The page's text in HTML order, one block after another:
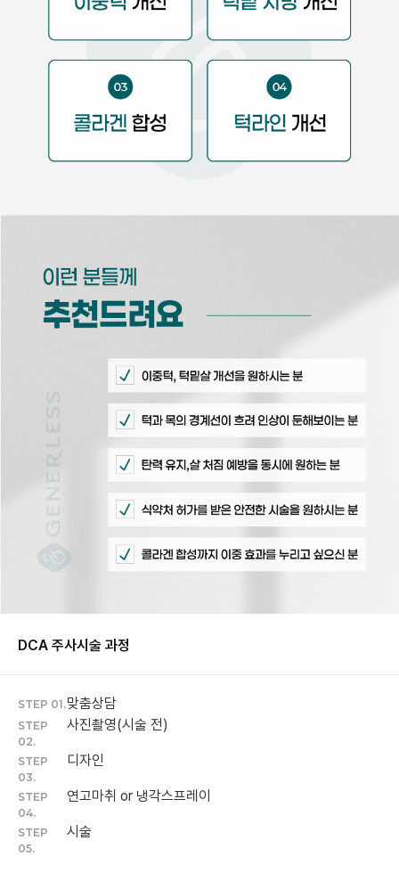
DCA 주사시술 과정
STEP 01.맞춤상담
STEP
02.
사진촬영(시술 전)
STEP
03.
디자인
STEP
04.
연고마취 or 냉각스프레이
STEP
05.
시술